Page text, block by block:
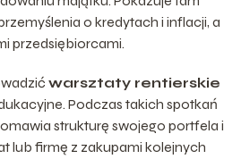
o kredytach i inflacji, a
przedsiębiorcami.
warsztaty rentierskie
Podczas takich spotkań
strukturę swojego portfela i
lub firmę z zakupami kolejnych